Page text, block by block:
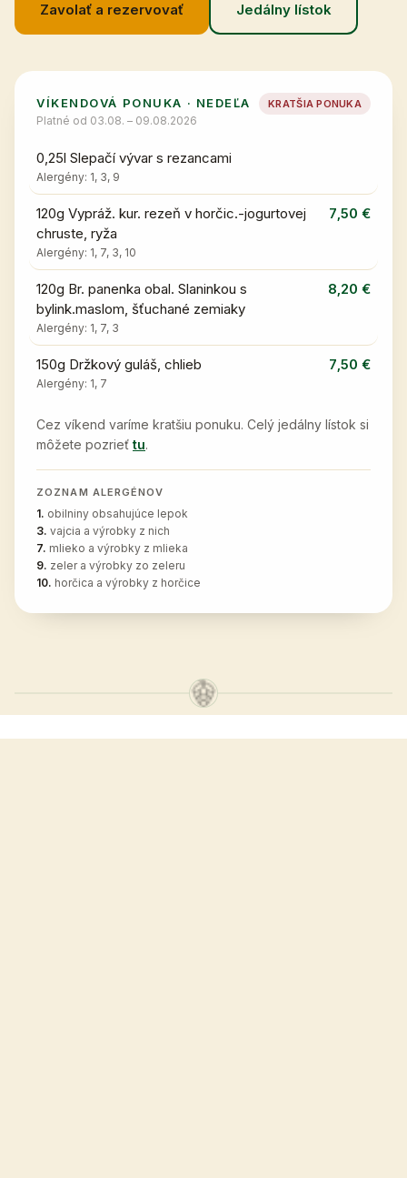
Zavolať a rezervovať Jedálny lístok
VÍKENDOVÁ PONUKA · NEDEĽA
Platné od 03.08. – 09.08.2026
KRATŠIA PONUKA
0,25l Slepačí vývar s rezancami
Alergény: 1, 3, 9
120g Vypráž. kur. rezeň v horčic.-jogurtovej
chruste, ryža
7,50 €
Alergény: 1, 7, 3, 10
120g Br. panenka obal. Slaninkou s
bylink.maslom, šťuchané zemiaky
8,20 €
Alergény: 1, 7, 3
150g Držkový guláš, chlieb 7,50 €
Alergény: 1, 7
Cez víkend varíme kratšiu ponuku. Celý jedálny lístok si
môžete pozrieť tu.
ZOZNAM ALERGÉNOV
1. obilniny obsahujúce lepok
3. vajcia a výrobky z nich
7. mlieko a výrobky z mlieka
9. zeler a výrobky zo zeleru
10. horčica a výrobky z horčice